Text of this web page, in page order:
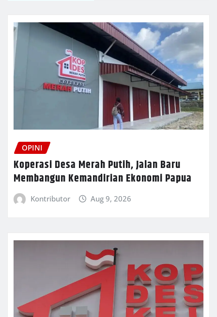
OPINI
Koperasi Desa Merah Putih, Jalan Baru
Membangun Kemandirian Ekonomi Papua
Kontributor Aug 9, 2026